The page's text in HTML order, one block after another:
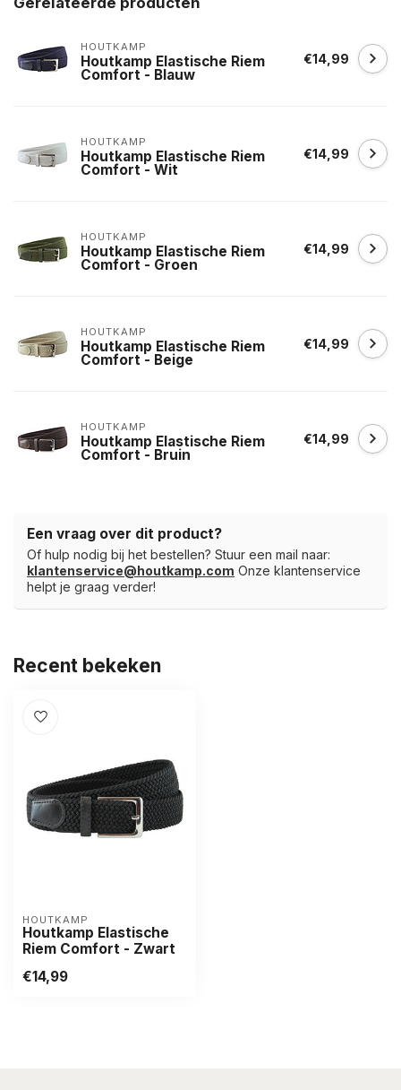
HOUTKAMP
Houtkamp Elastische Riem
Comfort - Blauw
€14,99
HOUTKAMP
Houtkamp Elastische Riem
Comfort - Wit
€14,99
HOUTKAMP
Houtkamp Elastische Riem
Comfort - Groen
€14,99
HOUTKAMP
Houtkamp Elastische Riem
Comfort - Beige
€14,99
HOUTKAMP
Houtkamp Elastische Riem
Comfort - Bruin
€14,99
Een vraag over dit product?
Of hulp nodig bij het bestellen? Stuur een mail naar:
klantenservice@houtkamp.com Onze klantenservice
helpt je graag verder!
Recent bekeken
HOUTKAMP
Houtkamp Elastische
Riem Comfort - Zwart
€14,99